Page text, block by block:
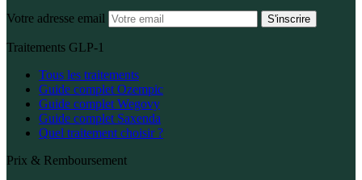
Votre adresse email S'inscrire
Traitements GLP-1
Tous les traitements
Guide complet Ozempic
Guide complet Wegovy
Guide complet Saxenda
Quel traitement choisir ?
Prix & Remboursement